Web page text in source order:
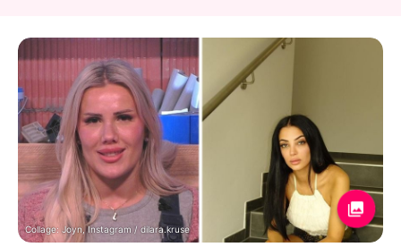
Collage: Joyn, Instagram / dilara.kruse